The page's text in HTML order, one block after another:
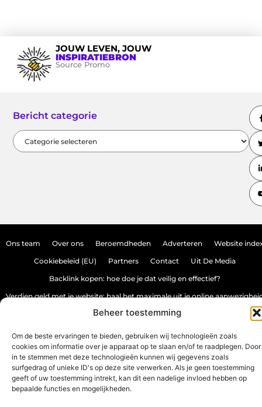
Beheer toestemming
Om de beste ervaringen te bieden, gebruiken wij technologieën zoals
cookies om informatie over je apparaat op te slaan en/of te raadplegen. Door
in te stemmen met deze technologieën kunnen wij gegevens zoals
surfgedrag of unieke ID's op deze site verwerken. Als je geen toestemming
geeft of uw toestemming intrekt, kan dit een nadelige invloed hebben op
bepaalde functies en mogelijkheden.
JOUW LEVEN, JOUW
INSPIRATIEBRON
Source Promo
Bericht categorie
Ons team Over ons Beroemdheden Adverteren Website
Cookiebeleid (EU) Partners Contact Uit De Media
Backlink kopen: hoe doe je dat veilig en effectief?
Verdien geld met je website: haal het maximale uit je online
All Rights Reserved © 2025
www.source-promo.nl.